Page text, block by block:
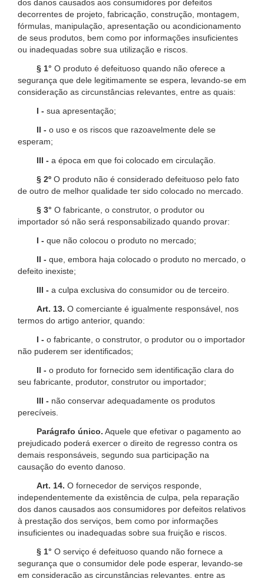
dos danos causados aos consumidores por defeitos
decorrentes de projeto, fabricação, construção, montagem,
fórmulas, manipulação, apresentação ou acondicionamento
de seus produtos, bem como por informações insuficientes
ou inadequadas sobre sua utilização e riscos.
§ 1° O produto é defeituoso quando não oferece a
segurança que dele legitimamente se espera, levando-se em
consideração as circunstâncias relevantes, entre as quais:
I - sua apresentação;
II - o uso e os riscos que razoavelmente dele se
esperam;
III - a época em que foi colocado em circulação.
§ 2º O produto não é considerado defeituoso pelo fato
de outro de melhor qualidade ter sido colocado no mercado.
§ 3° O fabricante, o construtor, o produtor ou
importador só não será responsabilizado quando provar:
I - que não colocou o produto no mercado;
II - que, embora haja colocado o produto no mercado, o
defeito inexiste;
III - a culpa exclusiva do consumidor ou de terceiro.
Art. 13. O comerciante é igualmente responsável, nos
termos do artigo anterior, quando:
I - o fabricante, o construtor, o produtor ou o importador
não puderem ser identificados;
II - o produto for fornecido sem identificação clara do
seu fabricante, produtor, construtor ou importador;
III - não conservar adequadamente os produtos
perecíveis.
Parágrafo único. Aquele que efetivar o pagamento ao
prejudicado poderá exercer o direito de regresso contra os
demais responsáveis, segundo sua participação na
causação do evento danoso.
Art. 14. O fornecedor de serviços responde,
independentemente da existência de culpa, pela reparação
dos danos causados aos consumidores por defeitos relativos
à prestação dos serviços, bem como por informações
insuficientes ou inadequadas sobre sua fruição e riscos.
§ 1° O serviço é defeituoso quando não fornece a
segurança que o consumidor dele pode esperar, levando-se
em consideração as circunstâncias relevantes, entre as